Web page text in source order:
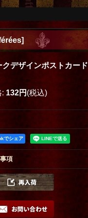
]
デザインポストカード
: 132円 (税込)
でシェア
項